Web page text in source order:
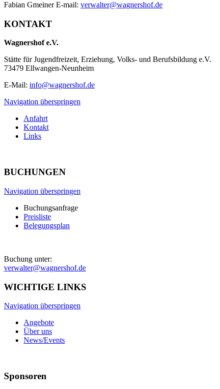
Fabian Gmeiner E-mail: verwalter@wagnershof.de
KONTAKT
Wagnershof e.V.
Stätte für Jugendfreizeit, Erziehung, Volks- und Berufsbildung e.V.
73479 Ellwangen-Neunheim
E-Mail: info@wagnershof.de
Navigation überspringen
Anfahrt
Kontakt
Links
BUCHUNGEN
Navigation überspringen
Buchungsanfrage
Preisliste
Belegungsplan
Buchung unter:
verwalter@wagnershof.de
WICHTIGE LINKS
Navigation überspringen
Angebote
Über uns
News/Events
Sponsoren